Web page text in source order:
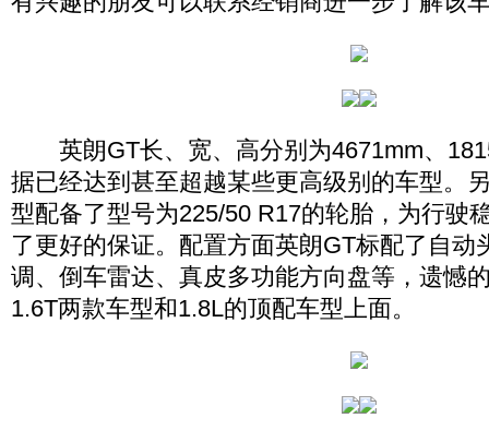
英朗GT长、宽、高分别为4671mm、
据已经达到甚至超越某些更高级别的车型。
型配备了型号为225/50 R17的轮胎，为行驶
了更好的保证。配置方面英朗GT标配了自动
调、倒车雷达、真皮多功能方向盘等，遗憾
1.6T两款车型和1.8L的顶配车型上面。